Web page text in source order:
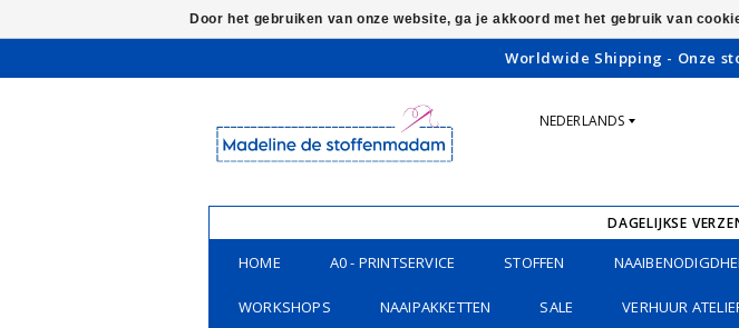
Worldwide Shipping - Onze
NEDERLANDS
DAGELIJKSE
HOME A0 - PRINTSERVICE STOFFEN
WORKSHOPS NAAIPAKKETTEN SALE VERHUUR
Door het gebruiken van onze website, ga je akkoord met het gebruik van